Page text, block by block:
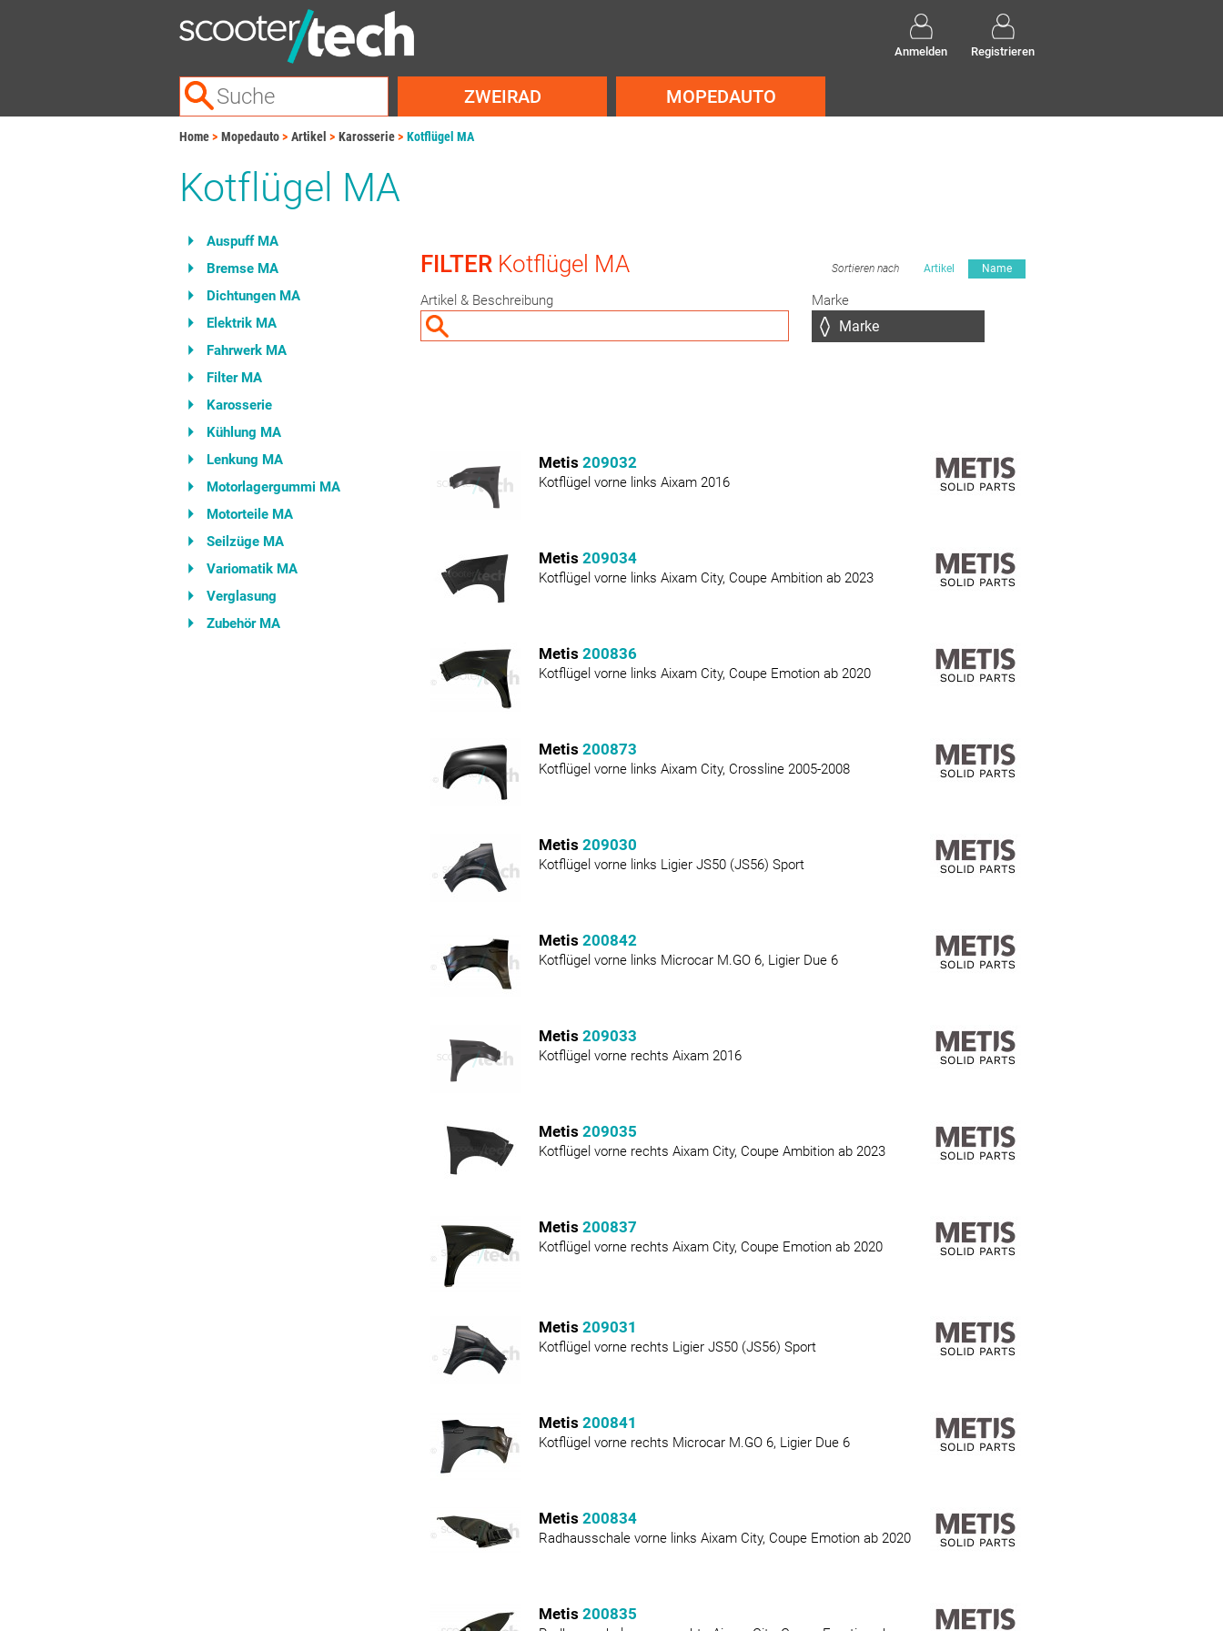
Anmelden Registrieren
ZWEIRAD MOPEDAUTO
Home Mopedauto Artikel Karosserie Kotflügel MA
Kotflügel MA
Auspuff MA
Bremse MA
Dichtungen MA
Elektrik MA
Fahrwerk MA
Filter MA
Karosserie
Kühlung MA
Lenkung MA
Motorlagergummi MA
Motorteile MA
Seilzüge MA
Variomatik MA
Verglasung
Zubehör MA
FILTER Kotflügel MA Sortieren nach Artikel Name
Artikel & Beschreibung Marke
Metis 209032
Kotflügel vorne links Aixam 2016
Metis 209034
Kotflügel vorne links Aixam City, Coupe Ambition ab 2023
Metis 200836
Kotflügel vorne links Aixam City, Coupe Emotion ab 2020
Metis 200873
Kotflügel vorne links Aixam City, Crossline 2005-2008
Metis 209030
Kotflügel vorne links Ligier JS50 (JS56) Sport
Metis 200842
Kotflügel vorne links Microcar M.GO 6, Ligier Due 6
Metis 209033
Kotflügel vorne rechts Aixam 2016
Metis 209035
Kotflügel vorne rechts Aixam City, Coupe Ambition ab 2023
Metis 200837
Kotflügel vorne rechts Aixam City, Coupe Emotion ab 2020
Metis 209031
Kotflügel vorne rechts Ligier JS50 (JS56) Sport
Metis 200841
Kotflügel vorne rechts Microcar M.GO 6, Ligier Due 6
Metis 200834
Radhausschale vorne links Aixam City, Coupe Emotion ab 2020
Metis 200835